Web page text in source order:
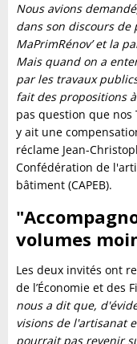
Nous avions
dans son discours
MaPrimRénov’ et la
Mais quand on a
par les travaux
fait des propositions
pas question que nos
y ait une
réclame Jean-
Confédération de
bâtiment (CAPEB).
volumes
Les deux invités ont
de l’Économie et des
nous a dit que,
visions de l'artisanat
pourrait pas revenir